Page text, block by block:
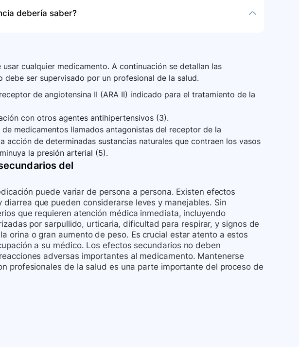
que ya no necesita o que han caducado.
una sobredosis, busque atención médica de emergencia o
debería saber?
a su médico. Además, el azilsartán puede provocar
se levanta demasiado rápido después de estar acostado, por
cama lentamente y con precaución.
cualquier medicamento. A continuación se detallan las
debe ser supervisado por un profesional de la salud.
de angiotensina II (ARA II) indicado para el tratamiento de la
con otros agentes antihipertensivos (3).
medicamentos llamados antagonistas del receptor de la
acción de determinadas sustancias naturales que contraen los vasos
la presión arterial (5).
del
puede variar de persona a persona. Existen efectos
que pueden considerarse leves y manejables. Sin
que requieren atención médica inmediata, incluyendo
por sarpullido, urticaria, dificultad para respirar, y signos de
orina o gran aumento de peso. Es crucial estar atento a estos
a su médico. Los efectos secundarios no deben
adversas importantes al medicamento. Mantenerse
profesionales de la salud es una parte importante del proceso de